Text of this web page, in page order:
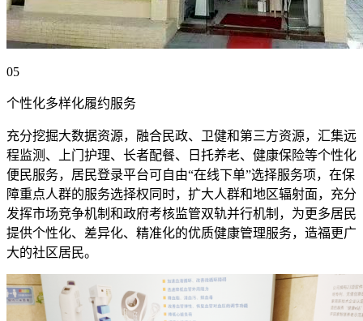
05
个性化多样化履约服务
充分挖掘大数据资源，融合民政、卫健和第三方资源，汇集远
程监测、上门护理、长者配餐、日托养老、健康保险等个性化
便民服务，居民登录平台可自由“在线下单”选择服务项，在保
障重点人群的服务选择权同时，扩大人群和地区辐射面，充分
发挥市场竞争机制和政府考核监管双轨并行机制，为更多居民
提供个性化、差异化、精准化的优质健康管理服务，造福更广
大的社区居民。